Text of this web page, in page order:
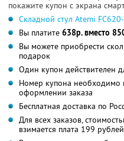
покажите купон с экрана
Складной стул Atemi
Вы платите 638р. вместо
Вы можете приобрести
подарок
Один купон действителен
Номер купона необходимо
оформлении заказа
Бесплатная доставка по
Для всех заказов,
взимается плата 199